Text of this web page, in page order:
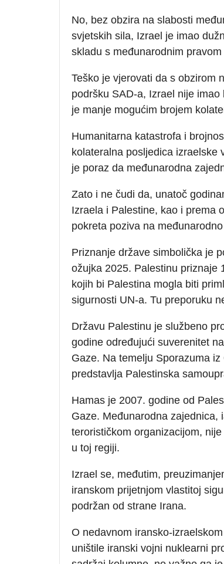
No, bez obzira na slabosti
svjetskih sila, Izrael je imao
skladu s međunarodnim
Teško je vjerovati da s obzirom
podršku SAD-a, Izrael nije
je manje mogućim brojem
Humanitarna katastrofa i
kolateralna posljedica izraelske
je poraz da međunarodna
Zato i ne čudi da, unatoč
Izraela i Palestine, kao i prema
pokreta poziva na
Priznanje države simbolička je
ožujka 2025. Palestinu priznaje
kojih bi Palestina mogla biti
sigurnosti UN-a. Tu preporuku
Državu Palestinu je službeno
godine određujući suverenitet
Gaze. Na temelju Sporazuma
predstavlja Palestinska
Hamas je 2007. godine od
Gaze. Međunarodna zajednica,
terorističkom organizacijom,
u toj regiji.
Izrael se, međutim,
iranskom prijetnjom vlastitoj
podržan od strane Irana.
O nedavnom iransko-
uništile iranski vojni nuklearni